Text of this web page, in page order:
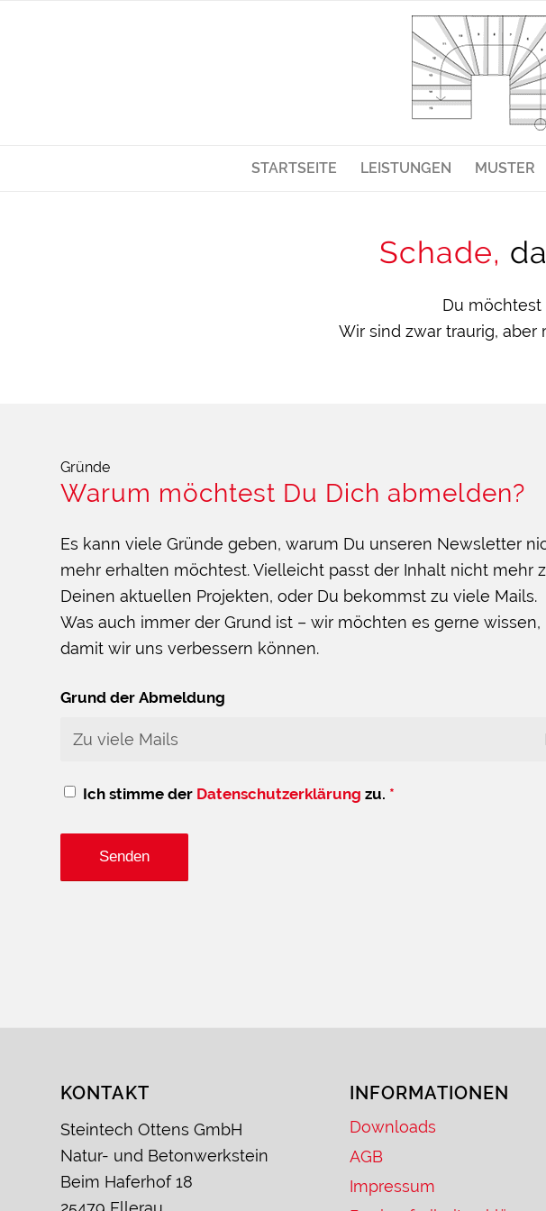
STARTSEITE LEISTUNGEN MUSTER
Schade,
Du
Wir sind zwar traurig,
Gründe
Warum möchtest Du Dich abmelden?
Es kann viele Gründe geben, warum Du unseren Newsletter
mehr erhalten möchtest. Vielleicht passt der Inhalt nicht mehr
Deinen aktuellen Projekten, oder Du bekommst zu viele Mails.
Was auch immer der Grund ist – wir möchten es gerne wissen,
damit wir uns verbessern können.
Grund der Abmeldung
Ich stimme der Datenschutzerklärung zu. *
KONTAKT
Steintech Ottens GmbH
Natur- und Betonwerkstein
Beim Haferhof 18
INFORMATIONEN
Downloads
AGB
Impressum